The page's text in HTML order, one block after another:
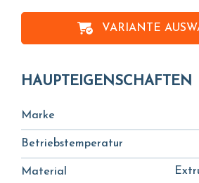
VARIANTE
HAUPTEIGENSCHAFTEN
Marke
Betriebstemperatur
Material